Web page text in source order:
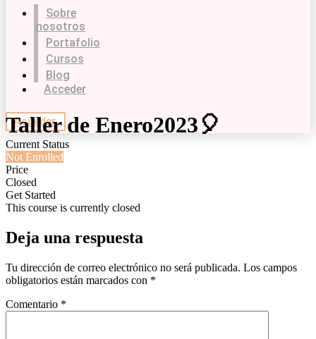
Sobre
nosotros
Portafolio
Cursos
Blog
Acceder
Acceder
Taller de Enero2023🎈
Current Status
Not Enrolled
Price
Closed
Get Started
This course is currently closed
Deja una respuesta
Tu dirección de correo electrónico no será publicada. Los campos
obligatorios están marcados con *
Comentario *